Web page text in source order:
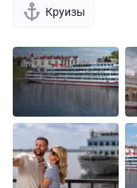
Круизы